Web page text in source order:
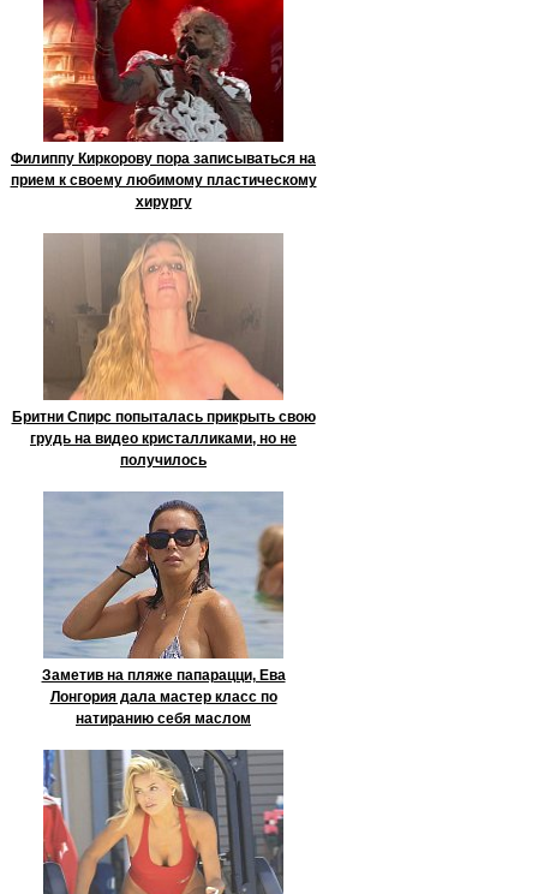
Филиппу Киркорову пора записываться на
прием к своему любимому пластическому
хирургу
Бритни Спирс попыталась прикрыть свою
грудь на видео кристалликами, но не
получилось
Заметив на пляже папарацци, Ева
Лонгория дала мастер класс по
натиранию себя маслом